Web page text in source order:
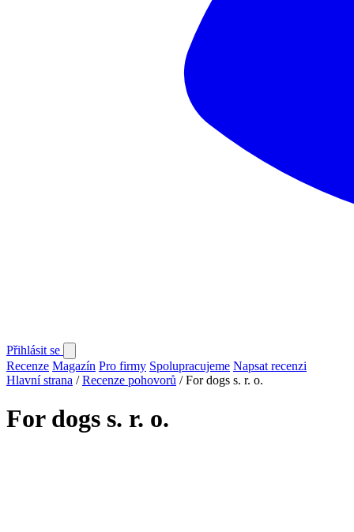
Přihlásit se
Recenze Magazín Pro firmy Spolupracujeme Napsat recenzi
Hlavní strana / Recenze pohovorů / For dogs s. r. o.
For dogs s. r. o.